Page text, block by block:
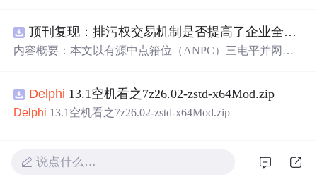
arning算法在线动态优化PID控制器的比例、积分和微分参
数，从而实现对系统误差、响应速度、超调量等性能指标
的综合优化。通过Matlab仿真实验验证了该复合控制策略
著优势，充分展示了强化学习在智能水下装备自主控制领
域的可行性和应用潜力。; 适合人群：具备自动控制理论基
础、强化学习基础知识及Matlab编程能力的研究生、科研
等智能移动装备的高精度运动控制系统设计与
发；②
开
行效果图、README、运行说明、功能清单、MIT License
及原创授权声明。Node.js 18+ 可直接运行，零第三方运行
顶刊复现：排污权交易机制是否提高了企业全要素生产率 -来自中国上市公司的证据（论文+数据）
内容概要：本文以有源中点箝位（ANPC）三电平并网逆
的一体化高性能并网控制策略。通过深入分析ANPC三电
平拓扑在开关损耗均衡、中点电位可控性及输出谐波低等
关频率，显著降低输出电流电压的总谐波畸变率，优化
稳态电能质量；正负序分离锁相技术精准剥离电网电压中
Delphi 13.1空机看之7z26.02-zstd-x64Mod.zip
Delphi 13.1空机看之7z26.02-zstd-x64Mod.zip
说点什么…